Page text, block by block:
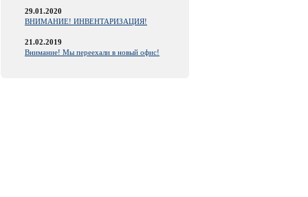
29.01.2020
ВНИМАНИЕ! ИНВЕНТАРИЗАЦИЯ!
21.02.2019
Внимание! Мы переехали в новый офис!